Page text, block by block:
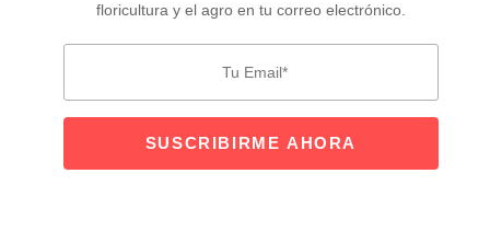
floricultura y el agro en tu correo electrónico.